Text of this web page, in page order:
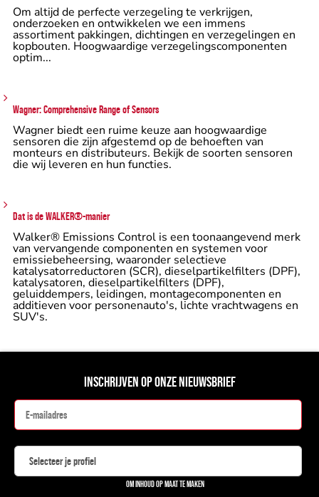
Om altijd de perfecte verzegeling te verkrijgen,
onderzoeken en ontwikkelen we een immens
assortiment pakkingen, dichtingen en verzegelingen en
kopbouten. Hoogwaardige verzegelingscomponenten
optim...
Wagner: Comprehensive Range of Sensors
Wagner biedt een ruime keuze aan hoogwaardige
sensoren die zijn afgestemd op de behoeften van
monteurs en distributeurs. Bekijk de soorten sensoren
die wij leveren en hun functies.
Dat is de WALKER®-manier
Walker® Emissions Control is een toonaangevend merk
van vervangende componenten en systemen voor
emissiebeheersing, waaronder selectieve
katalysatorreductoren (SCR), dieselpartikelfilters (DPF),
katalysatoren, dieselpartikelfilters (DPF),
geluiddempers, leidingen, montagecomponenten en
additieven voor personenauto's, lichte vrachtwagens en
SUV's.
INSCHRIJVEN OP ONZE NIEUWSBRIEF
OM INHOUD OP MAAT TE MAKEN